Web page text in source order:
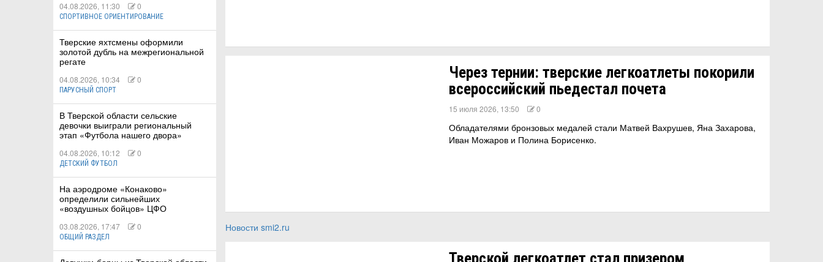
04.08.2026, 11:30 0
СПОРТИВНОЕ ОРИЕНТИРОВАНИЕ
Тверские яхтсмены оформили
золотой дубль на межрегиональной
регате
04.08.2026, 10:34 0
ПАРУСНЫЙ СПОРТ
В Тверской области сельские
девочки выиграли региональный
этап «Футбола нашего двора»
04.08.2026, 10:12 0
ДЕТСКИЙ ФУТБОЛ
На аэродроме «Конаково»
определили сильнейших
«воздушных бойцов» ЦФО
03.08.2026, 17:47 0
ОБЩИЙ РАЗДЕЛ
Через тернии: тверские легкоатлеты покорили
всероссийский пьедестал почета
15 июля 2026, 13:50 0
Обладателями бронзовых медалей стали Матвей Вахрушев, Яна Захарова,
Иван Можаров и Полина Борисенко.
Новости smi2.ru